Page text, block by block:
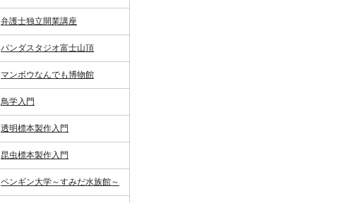
弁護士独立開業講座
パンダスタジオ富士山頂
マンボウなんでも博物館
鳥学入門
透明標本製作入門
昆虫標本製作入門
ペンギン大学～すみだ水族館～